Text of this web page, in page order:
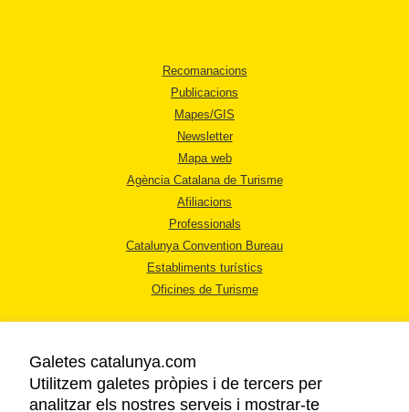
Recomanacions
Publicacions
Mapes/GIS
Newsletter
Mapa web
Agència Catalana de Turisme
Afiliacions
Professionals
Catalunya Convention Bureau
Establiments turístics
Oficines de Turisme
Galetes catalunya.com
Utilitzem galetes pròpies i de tercers per
analitzar els nostres serveis i mostrar-te